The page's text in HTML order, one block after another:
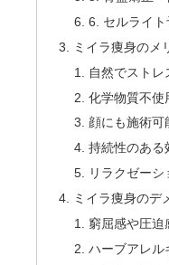
6. セルライ
ミイラ痩身のメ
自然でストレ
化学物質不使
顔にも施術可
持続性のある
リラクゼー
ミイラ痩身のデ
窮屈感や圧迫
ハーブアレル